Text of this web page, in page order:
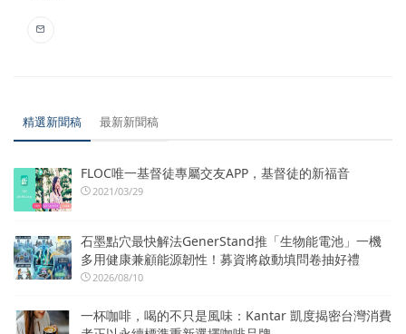
精選新聞稿 最新新聞稿
FLOC唯一基督徒專屬交友APP，基督徒的新福音
2021/03/29
石墨點穴最快解法GenerStand推「生物能電池」一機
多用健康兼顧能源韌性！募資將啟動填問卷抽好禮
2026/08/10
一杯咖啡，喝的不只是風味：Kantar 凱度揭密台灣消費